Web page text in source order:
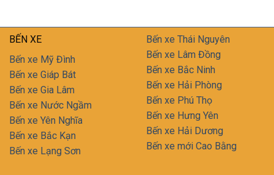
BẾN XE
Bến xe Mỹ Đình
Bến xe Giáp Bát
Bến xe Gia Lâm
Bến xe Nước Ngầm
Bến xe Yên Nghĩa
Bến xe Bắc Kạn
Bến xe Lạng Sơn
Bến xe Thái Nguyên
Bến xe Lâm Đồng
Bến xe Bắc Ninh
Bến xe Hải Phòng
Bến xe Phú Thọ
Bến xe Hưng Yên
Bến xe Hải Dương
Bến xe mới Cao Bằng